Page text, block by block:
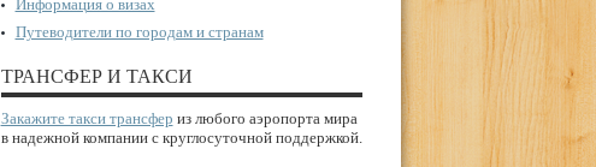
Информация о визах
Путеводители по городам и странам
ТРАНСФЕР И ТАКСИ
Закажите такси трансфер из любого аэропорта мира
в надежной компании с круглосуточной поддержкой.